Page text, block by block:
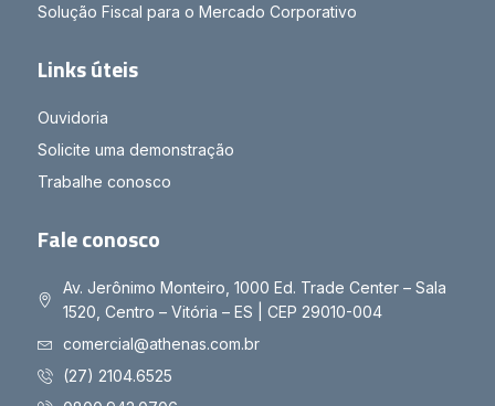
Solução Fiscal para o Mercado Corporativo
Links úteis
Ouvidoria
Solicite uma demonstração
Trabalhe conosco
Fale conosco
Av. Jerônimo Monteiro, 1000 Ed. Trade Center – Sala
1520, Centro – Vitória – ES | CEP 29010-004
comercial@athenas.com.br
(27) 2104.6525